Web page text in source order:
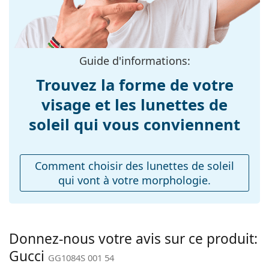
Matériau cadre:
Plastique
Taille:
M
Largeur:
138 mm
145 mm
Largeur du pont:
18 mm
Non
Accessoires
Tissu de
nettoyage:
Oui
Guide d'informations:
Trouvez la forme de votre
visage et les lunettes de
soleil qui vous conviennent
Comment choisir des lunettes de soleil
qui vont à votre morphologie.
Donnez-nous votre avis sur ce produit:
Gucci GG1084S 001 54